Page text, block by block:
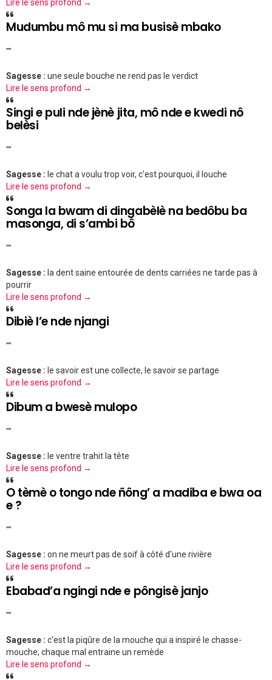
Lire le sens profond →
Mudumbu mô mu si ma busisè mbako
""
Sagesse : une seule bouche ne rend pas le verdict
Lire le sens profond →
Singi e puli nde jènè jita, mô nde e kwedi nô
belèsi
""
Sagesse : le chat a voulu trop voir, c'est pourquoi, il louche
Lire le sens profond →
Songa la bwam di dingabèlè na bedôbu ba
masonga, di s’ambi bô
""
Sagesse : la dent saine entourée de dents carriées ne tarde pas à
pourrir
Lire le sens profond →
Dibiè l’e nde njangi
""
Sagesse : le savoir est une collecte, le savoir se partage
Lire le sens profond →
Dibum a bwesè mulopo
""
Sagesse : le ventre trahit la tête
Lire le sens profond →
O tèmè o tongo nde ñông’ a madiba e bwa oa
e ?
""
Sagesse : on ne meurt pas de soif à côté d'une rivière
Lire le sens profond →
Ebabad’a ngingi nde e pôngisè janjo
""
Sagesse : c'est la piqûre de la mouche qui a inspiré le chasse-
mouche; chaque mal entraine un remède
Lire le sens profond →